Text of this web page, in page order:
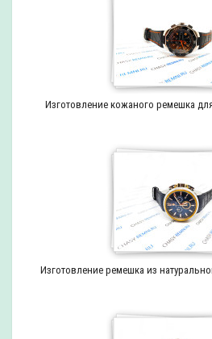
Изготовление кожаного ремешка
Изготовление ремешка из